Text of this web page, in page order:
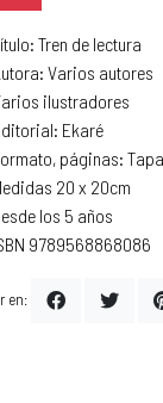
Tren de lectura
Varios autores
ilustradores
Ekaré
páginas:
20 x 20cm
los 5 años
9789568868086
en: